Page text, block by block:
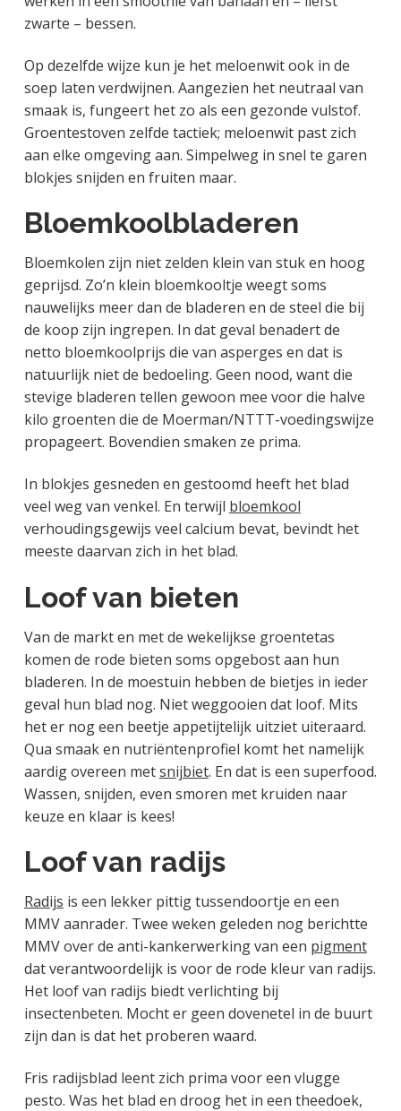
zwarte – bessen.
Op dezelfde wijze kun je het meloenwit ook in de
soep laten verdwijnen. Aangezien het neutraal van
smaak is, fungeert het zo als een gezonde vulstof.
Groentestoven zelfde tactiek; meloenwit past zich
aan elke omgeving aan. Simpelweg in snel te garen
blokjes snijden en fruiten maar.
Bloemkoolbladeren
Bloemkolen zijn niet zelden klein van stuk en hoog
geprijsd. Zo’n klein bloemkooltje weegt soms
nauwelijks meer dan de bladeren en de steel die bij
de koop zijn ingrepen. In dat geval benadert de
netto bloemkoolprijs die van asperges en dat is
natuurlijk niet de bedoeling. Geen nood, want die
stevige bladeren tellen gewoon mee voor die halve
kilo groenten die de Moerman/NTTT-voedingswijze
propageert. Bovendien smaken ze prima.
In blokjes gesneden en gestoomd heeft het blad
veel weg van venkel. En terwijl bloemkool
verhoudingsgewijs veel calcium bevat, bevindt het
meeste daarvan zich in het blad.
Loof van bieten
Van de markt en met de wekelijkse groentetas
komen de rode bieten soms opgebost aan hun
bladeren. In de moestuin hebben de bietjes in ieder
geval hun blad nog. Niet weggooien dat loof. Mits
het er nog een beetje appetijtelijk uitziet uiteraard.
Qua smaak en nutriëntenprofiel komt het namelijk
aardig overeen metsnijbiet. En dat is een superfood.
Wassen, snijden, even smoren met kruiden naar
keuze en klaar is kees!
Loof van radijs
Radijs is een lekker pittig tussendoortje en een
MMV aanrader. Twee weken geleden nog berichtte
MMV over de anti-kankerwerking van een pigment
dat verantwoordelijk is voor de rode kleur van radijs.
Het loof van radijs biedt verlichting bij
insectenbeten. Mocht er geen dovenetel in de buurt
zijn dan is dat het proberen waard.
Fris radijsblad leent zich prima voor een vlugge
pesto. Was het blad en droog het in een theedoek,